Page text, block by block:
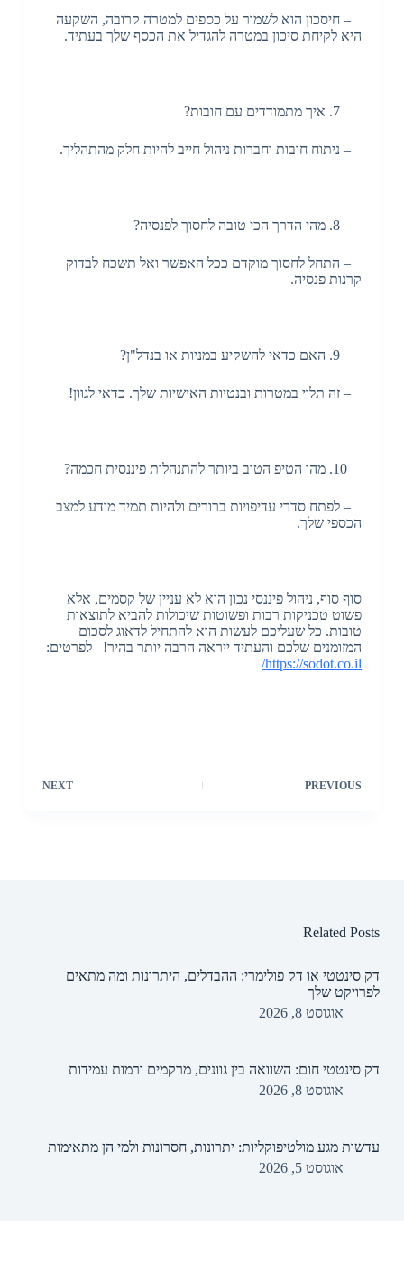
– חיסכון הוא לשמור על כספים למטרה קרובה, השקעה
היא לקיחת סיכון במטרה להגדיל את הכסף שלך בעתיד.
איך מתמודדים עם חובות?
– ניתוח חובות וחברות ניהול חייב להיות חלק מהתהליך.
מהי הדרך הכי טובה לחסוך לפנסיה?
– התחל לחסוך מוקדם ככל האפשר ואל תשכח לבדוק
קרנות פנסיה.
האם כדאי להשקיע במניות או בנדל"ן?
– זה תלוי במטרות ובנטיות האישיות שלך. כדאי לגוון!
מהו הטיפ הטוב ביותר להתנהלות פיננסית חכמה?
– לפתח סדרי עדיפויות ברורים ולהיות תמיד מודע למצב
הכספי שלך.
סוף סוף, ניהול פיננסי נכון הוא לא עניין של קסמים, אלא
פשוט טכניקות רבות ופשוטות שיכולות להביא לתוצאות
טובות. כל שעליכם לעשות הוא להתחיל לדאוג לסכום
המזומנים שלכם והעתיד ייראה הרבה יותר בהיר! לפרטים:
https://sodot.co.il/
PREVIOUS
NEXT
Related Posts
דק סינטטי או דק פולימרי: ההבדלים, היתרונות ומה מתאים
לפרויקט שלך
אוגוסט 8, 2026
דק סינטטי חום: השוואה בין גוונים, מרקמים ורמות עמידות
אוגוסט 8, 2026
עדשות מגע מולטיפוקליות: יתרונות, חסרונות ולמי הן מתאימות
אוגוסט 5, 2026